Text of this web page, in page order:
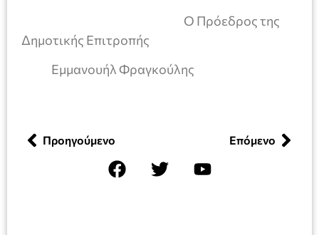
Ο Πρόεδρος της
Δημοτικής Επιτροπής
Εμμανουήλ Φραγκούλης
Προηγούμενο Επόμενο